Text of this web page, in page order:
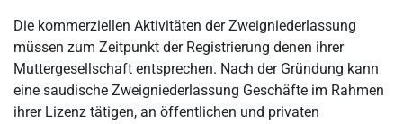
Die kommerziellen Aktivitäten der Zweigniederlassung
müssen zum Zeitpunkt der Registrierung denen ihrer
Muttergesellschaft entsprechen. Nach der Gründung kann
eine saudische Zweigniederlassung Geschäfte im Rahmen
ihrer Lizenz tätigen, an öffentlichen und privaten